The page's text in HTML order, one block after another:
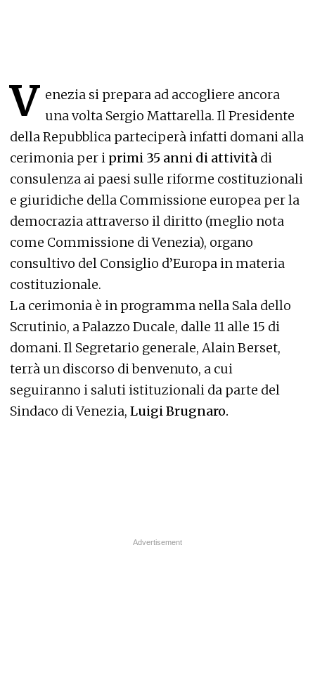
V enezia si prepara ad accogliere ancora
una volta Sergio Mattarella. Il Presidente
della Repubblica parteciperà infatti domani alla
cerimonia per i primi 35 anni di attività di
consulenza ai paesi sulle riforme costituzionali
e giuridiche della Commissione europea per la
democrazia attraverso il diritto (meglio nota
come Commissione di Venezia), organo
consultivo del Consiglio d’Europa in materia
costituzionale.
La cerimonia è in programma nella Sala dello
Scrutinio, a Palazzo Ducale, dalle 11 alle 15 di
domani. Il Segretario generale, Alain Berset,
terrà un discorso di benvenuto, a cui
seguiranno i saluti istituzionali da parte del
Sindaco di Venezia, Luigi Brugnaro.